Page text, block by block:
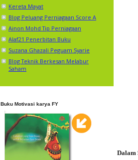
Kereta Mayat
Blog Peluang Perniagaan Score A
Ainon Mohd Tip Perniagaan
Alaf21 Penerbitan Buku
Suzana Ghazali Peguam Syarie
Blog Teknik Berkesan Melabur
Saham
Buku Motivasi karya FY
Dalam